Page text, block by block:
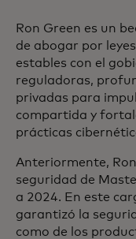
Ron Green es un
de abogar por
estables con el
reguladoras,
privadas para
compartida y
prácticas
Anteriormente,
seguridad de
a 2024. En este
garantizó la
como de los